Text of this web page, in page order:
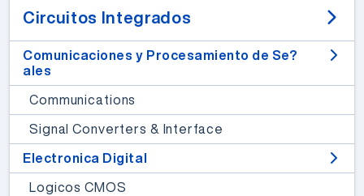
Circuitos Integrados
Comunicaciones y Procesamiento de Se?
ales
Communications
Signal Converters & Interface
Electronica Digital
Logicos CMOS